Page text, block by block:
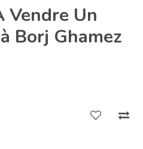
Vendre Un
Borj Ghamez